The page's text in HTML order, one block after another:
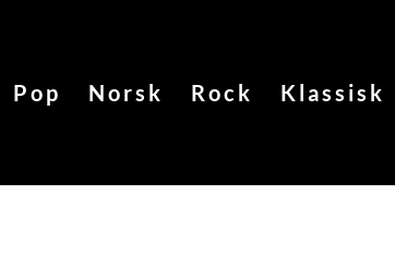
Pop Norsk Rock Klassisk